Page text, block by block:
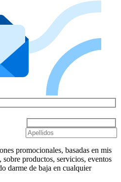
promocionales, basadas en mis
productos, servicios, eventos
darme de baja en cualquier